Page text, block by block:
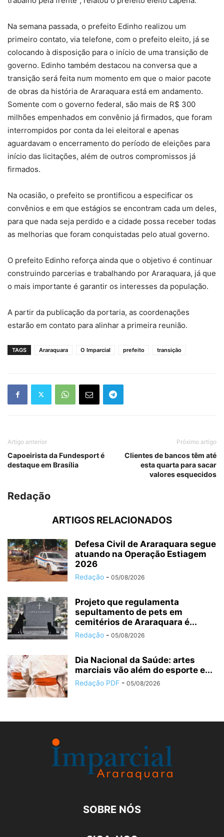
Na semana passada, o prefeito Edinho realizou um
primeiro contato, via telefone, com o prefeito eleito, já se
colocando à disposição para o início de uma transição de
governo. Edinho também destacou na conversa que a
transição será feita num momento em que o maior pacote
de obras da história de Araraquara está em andamento.
Somente com o governo federal, são mais de R$ 300
milhões empenhados em convênio já firmados, que foram
interrompidos por conta da lei eleitoral e apenas
aguardavam o encerramento do período de eleições para
início das licitações, além de outros compromissos já
firmados.
Na ocasião, o prefeito se prontificou a especificar os
convênios e em que estágios se encontram cada um deles,
para que nada seja perdido e a cidade possa receber todas
as melhorias que foram conquistadas pelo atual governo.
O prefeito Edinho reforça ainda que o objetivo é continuar
construindo parcerias e trabalhando por Araraquara, já que
o mais importante é garantir os interesses da população.
A partir da publicação da portaria, as coordenações
estarão em contato para alinhar a primeira reunião.
TAGS Araraquara O Imparcial prefeito transição
Artigo anterior
Capoeirista da Fundesport é
destaque em Brasília
Próximo artigo
Clientes de bancos têm até
esta quarta para sacar
valores esquecidos
Redação
ARTIGOS RELACIONADOS
Defesa Civil de Araraquara segue
atuando na Operação Estiagem
2026
Redação - 05/08/2026
Projeto que regulamenta
sepultamento de pets em
cemitérios de Araraquara é...
Redação - 05/08/2026
Dia Nacional da Saúde: artes
marciais vão além do esporte e...
Redação PDF - 05/08/2026
SOBRE NÓS